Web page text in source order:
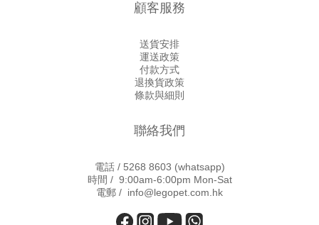
顧客服務
送貨安排
運送政策
付款方式
退換貨政策
條款與細則
聯絡我們
電話 / 5268 8603 (whatsapp)
時間 / 9:00am-6:00pm Mon-Sat
電郵 / info@legopet.com.hk